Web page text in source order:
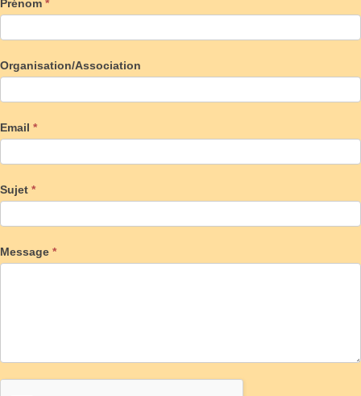
Prénom *
Organisation/Association
Email *
Sujet *
Message *